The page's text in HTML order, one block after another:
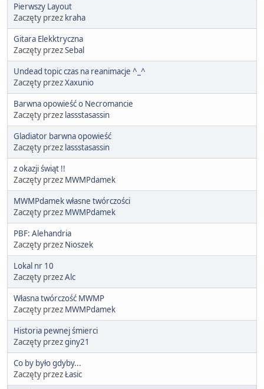
Pierwszy Layout
Zaczęty przez kraha
Gitara Elekktryczna
Zaczęty przezSebal
Undead topic czas na reanimacje ^_^
Zaczęty przezXaxunio
Barwna opowieść o Necromancie
Zaczęty przez lassstasassin
Gladiator barwna opowieść
Zaczęty przez lassstasassin
z okazji świąt !!
Zaczęty przez MWMPdamek
MWMPdamek własne twórczości
Zaczęty przez MWMPdamek
PBF: Alehandria
Zaczęty przez Nioszek
Lokal nr 10
Zaczęty przezAlc
Własna twórczość MWMP
Zaczęty przez MWMPdamek
Historia pewnej śmierci
Zaczęty przezginy21
Co by było gdyby...
Zaczęty przezŁasic